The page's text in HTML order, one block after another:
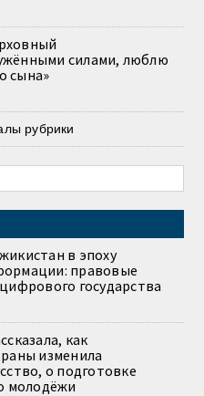
силами, люблю
сына»
рубрики
в эпоху
правовые
государства
как
изменила
о подготовке
молодёжи